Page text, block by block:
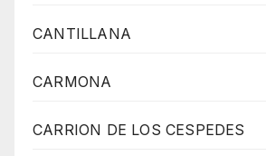
CANTILLANA
CARMONA
CARRION DE LOS CESPEDES